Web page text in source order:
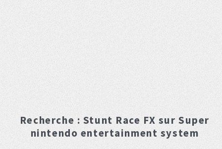
Recherche : Stunt Race FX sur Super
nintendo entertainment system